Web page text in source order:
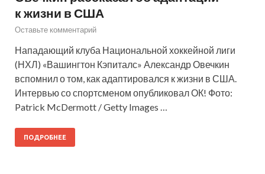
к жизни в США
Оставьте комментарий
Нападающий клуба Национальной хоккейной лиги
(НХЛ) «Вашингтон Кэпиталс» Александр Овечкин
вспомнил о том, как адаптировался к жизни в США.
Интервью со спортсменом опубликовал ОК! Фото:
Patrick McDermott / Getty Images …
ПОДРОБНЕЕ